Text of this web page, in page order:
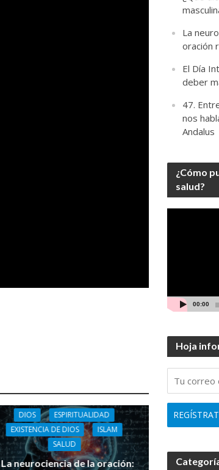
DIOS
ESPIRITUALIDAD
EXISTENCIA DE DIOS
ISLAM
SALUD
La neurociencia de la oración:
La
oración
El Día
deber
47.
nos
Andalus
¿Cómo
salud?
00:00
Hoja